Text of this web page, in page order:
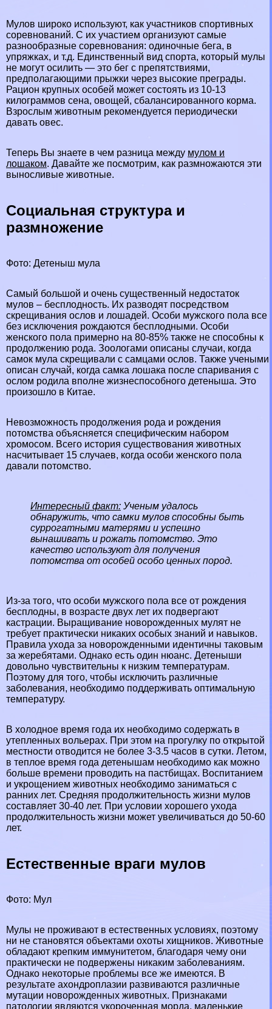
Мулов широко используют, как участников спортивных
соревнований. С их участием организуют самые
разнообразные соревнования: одиночные бега, в
упряжках, и т.д. Единственный вид спорта, который мулы
не могут осилить — это бег с препятствиями,
предполагающими прыжки через высокие преграды.
Рацион крупных особей может состоять из 10-13
килограммов сена, овощей, сбалансированного корма.
Взрослым животным рекомендуется периодически
давать овес.
Теперь Вы знаете в чем разница между мулом и
лошаком. Давайте же посмотрим, как размножаются эти
выносливые животные.
Социальная структура и
размножение
Фото: Детеныш мула
Самый большой и очень существенный недостаток
мулов – бесплодность. Их разводят посредством
скрещивания ослов и лошадей. Особи мужского пола все
без исключения рождаются бесплодными. Особи
женского пола примерно на 80-85% также не способны к
продолжению рода. Зоологами описаны случаи, когда
самок мула скрещивали с самцами ослов. Также учеными
описан случай, когда самка лошака после спаривания с
ослом родила вполне жизнеспособного детеныша. Это
произошло в Китае.
Невозможность продолжения рода и рождения
потомства объясняется специфическим набором
хромосом. Всего история существования животных
насчитывает 15 случаев, когда особи женского пола
давали потомство.
Интересный факт: Ученым удалось
обнаружить, что самки мулов способны быть
суррогатными матерями и успешно
вынашивать и рожать потомство. Это
качество используют для получения
потомства от особей особо ценных пород.
Из-за того, что особи мужского пола все от рождения
бесплодны, в возрасте двух лет их подвергают
кастрации. Выращивание новорожденных мулят не
требует пpaктически никаких особых знаний и навыков.
Правила ухода за новорожденными идентичны таковым
за жеребятами. Однако есть один нюанс. Детеныши
довольно чувствительны к низким температурам.
Поэтому для того, чтобы исключить различные
заболевания, необходимо поддерживать оптимальную
температуру.
В холодное время года их необходимо содержать в
утепленных вольерах. При этом на прогулку по открытой
местности отводится не более 3-3.5 часов в сутки. Летом,
в теплое время года детенышам необходимо как можно
больше времени проводить на пастбищах. Воспитанием
и укрощением животных необходимо заниматься с
ранних лет. Средняя продолжительность жизни мулов
составляет 30-40 лет. При условии хорошего ухода
продолжительность жизни может увеличиваться до 50-60
лет.
Естественные враги мулов
Фото: Мул
Мулы не проживают в естественных условиях, поэтому
ни не становятся объектами охоты хищников. Животные
обладают крепким иммунитетом, благодаря чему они
пpaктически не подвержены никаким заболеваниям.
Однако некоторые проблемы все же имеются. В
результате ахондроплазии развиваются различные
мутации новорожденных животных. Признаками
патологии являются укороченная морда, маленькие